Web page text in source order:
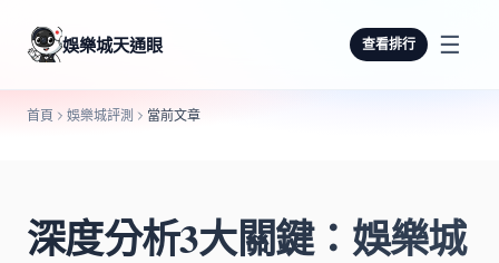
娛樂城天通眼 ☰
查看排行
首頁 娛樂城評測 當前文章
深度分析3大關鍵：娛樂城